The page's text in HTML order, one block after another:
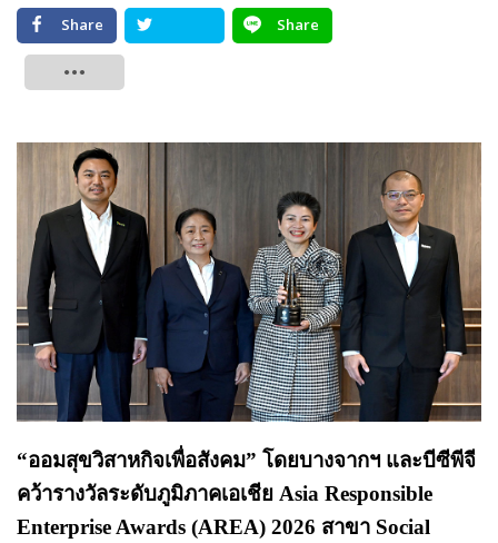
Share
Share
“ออมสุขวิสาหกิจเพื่อสังคม” โดยบางจากฯ และบีซีพีจี
คว้ารางวัลระดับภูมิภาคเอเชีย Asia Responsible
Enterprise Awards (AREA) 2026 สาขา Social